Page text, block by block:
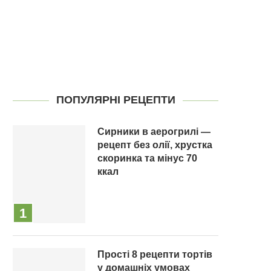
ПОПУЛЯРНІ РЕЦЕПТИ
Сирники в аерогрилі —
рецепт без олії, хрустка
скоринка та мінус 70
ккал
Прості 8 рецепти тортів
у домашніх умовах